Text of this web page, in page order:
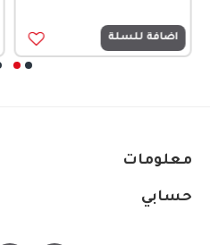
اضافة للسلة
معلومات
حسابي